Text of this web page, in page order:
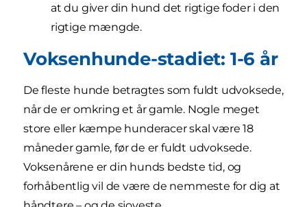
at du giver din hund det rigtige foder i den
rigtige mængde.
Voksenhunde-stadiet: 1-6 år
De fleste hunde betragtes som fuldt udvoksede,
når de er omkring et år gamle. Nogle meget
store eller kæmpe hunderacer skal være 18
måneder gamle, før de er fuldt udvoksede.
Voksenårene er din hunds bedste tid, og
forhåbentlig vil de være de nemmeste for dig at